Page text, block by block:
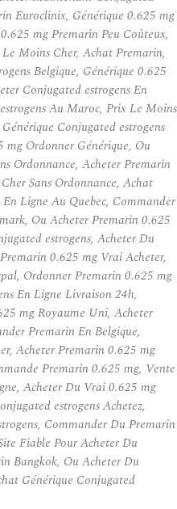
Euroclinix, Générique 0.625 mg
mg Premarin Peu Coûteux,
Moins Cher, Achat Premarin,
Belgique, Générique 0.625
Conjugated estrogens En
Au Maroc, Prix Le Moins
Conjugated estrogens
Ordonner Générique, Ou
Ordonnance, Acheter Premarin
Sans Ordonnance, Achat
Ligne Au Quebec, Commander
Ou Acheter Premarin 0.625
estrogens, Acheter Du
0.625 mg Vrai Acheter,
Ordonner Premarin 0.625 mg
En Ligne Livraison 24h,
mg Royaume Uni, Acheter
Premarin En Belgique,
Acheter Premarin 0.625 mg
Premarin 0.625 mg, Vente
Acheter Du Vrai 0.625 mg
estrogens Achetez,
Commander Du Premarin
Fiable Pour Acheter Du
Bangkok, Ou Acheter Du
Générique Conjugated